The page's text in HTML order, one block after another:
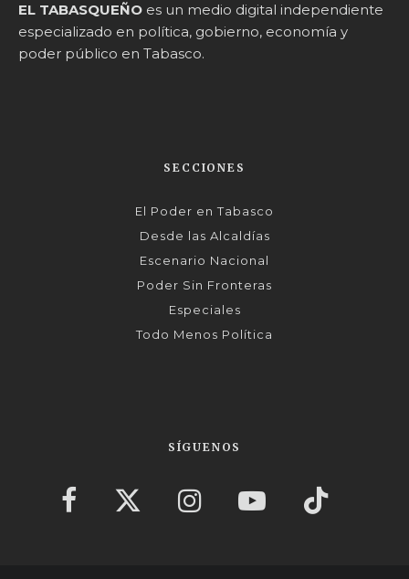
EL TABASQUEÑO es un medio digital independiente
especializado en política, gobierno, economía y
poder público en Tabasco.
SECCIONES
El Poder en Tabasco
Desde las Alcaldías
Escenario Nacional
Poder Sin Fronteras
Especiales
Todo Menos Política
SÍGUENOS